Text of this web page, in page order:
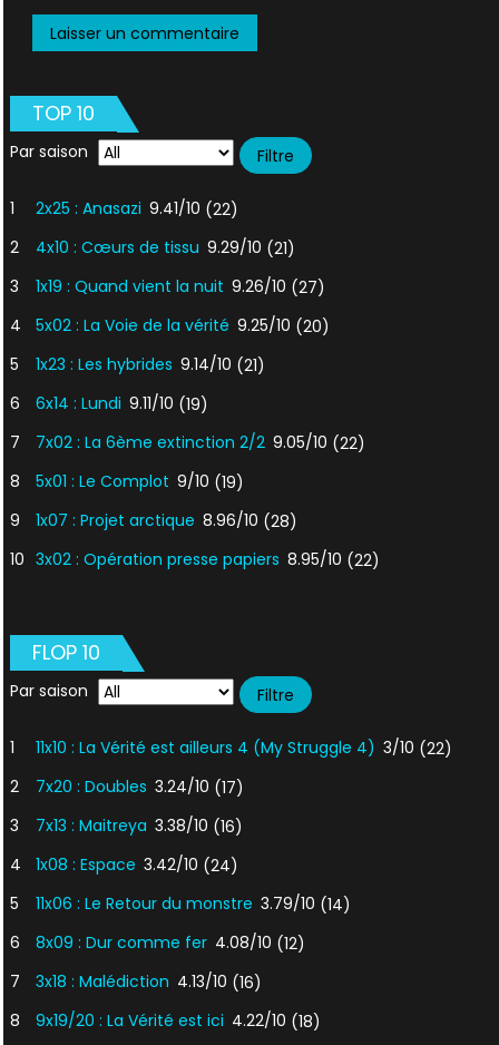
TOP 10
Par saison
1 2x25 : Anasazi 9.41/10 (22)
2
4x10 : Cœurs de tissu 9.29/10 (21)
3
1x19 : Quand vient la nuit 9.26/10 (27)
4
5x02 : La Voie de la vérité 9.25/10 (20)
5
1x23 : Les hybrides 9.14/10 (21)
6
6x14 : Lundi 9.11/10 (19)
7
7x02 : La 6ème extinction 2/2 9.05/10 (22)
8
5x01 : Le Complot 9/10 (19)
9
1x07 : Projet arctique 8.96/10 (28)
10 3x02 : Opération presse papiers 8.95/10 (22)
FLOP 10
Par saison
1 11x10 : La Vérité est ailleurs 4 (My Struggle 4) 3/10 (22)
2
7x20 : Doubles 3.24/10 (17)
3
7x13 : Maitreya 3.38/10 (16)
4
1x08 : Espace 3.42/10 (24)
5
11x06 : Le Retour du monstre 3.79/10 (14)
6
8x09 : Dur comme fer 4.08/10 (12)
7
3x18 : Malédiction 4.13/10 (16)
8
9x19/20 : La Vérité est ici 4.22/10 (18)